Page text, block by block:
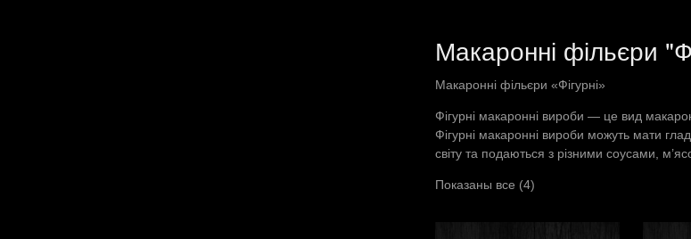
Макаронні фільєри
Макаронні фільєри «Фігурні»
Фігурні макаронні вироби — це вид
Фігурні макаронні вироби можуть мати
світу та подаються з різними соусами,
Показаны все (4)